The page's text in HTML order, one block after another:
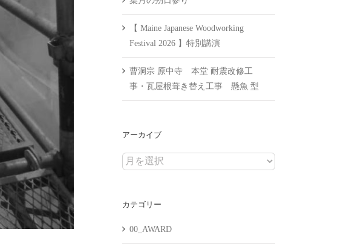
【 Maine Japanese Woodworking
Festival 2026 】特別講演
曹洞宗 原中寺 本堂 耐震改修工
事・瓦屋根葺き替え工事 懸魚 型
アーカイブ
ア
イ
カテゴリー
00_AWARD